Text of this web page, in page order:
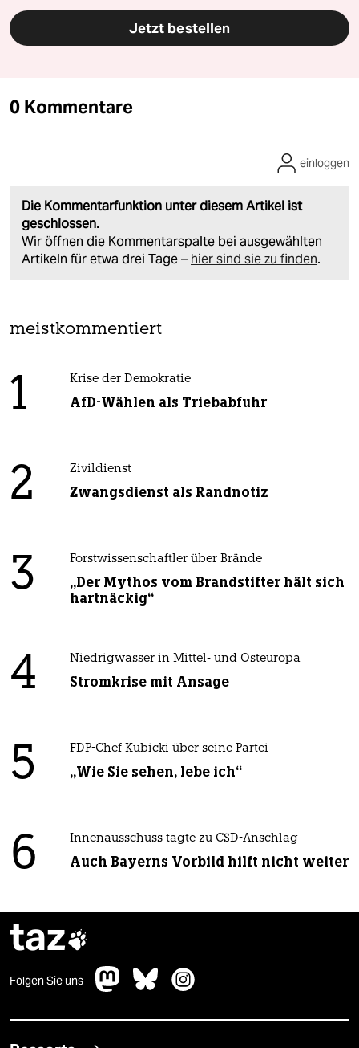
Jetzt bestellen
0 Kommentare
Die Kommentarfunktion unter diesem Artikel ist
geschlossen.
Wir öffnen die Kommentarspalte bei ausgewählten
Artikeln für etwa drei Tage – hier sind sie zu finden.
einloggen
meistkommentiert
1 Krise der Demokratie
AfD-Wählen als Triebabfuhr
2 Zivildienst
Zwangsdienst als Randnotiz
3 Forstwissenschaftler über Brände
„Der Mythos vom Brandstifter hält sich
hartnäckig“
4 Niedrigwasser in Mittel- und Osteuropa
Stromkrise mit Ansage
5 FDP-Chef Kubicki über seine Partei
„Wie Sie sehen, lebe ich“
6 Innenausschuss tagte zu CSD-Anschlag
Auch Bayerns Vorbild hilft nicht weiter
taz
Folgen Sie uns